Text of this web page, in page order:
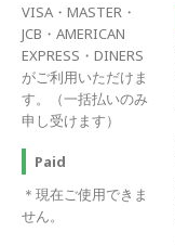
VISA・MASTER・
JCB・AMERICAN
EXPRESS・DINERS
がご利用いただけま
す。（一括払いのみ
申し受けます）
Paid
＊現在ご使用できま
せん。